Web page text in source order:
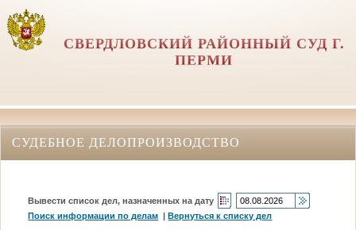
СВЕРДЛОВСКИЙ РАЙОННЫЙ СУД Г.
ПЕРМИ
СУДЕБНОЕ ДЕЛОПРОИЗВОДСТВО
Вывести список дел, назначенных на дату
Поиск информации по делам |Вернуться к списку дел